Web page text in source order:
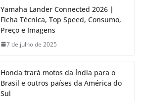
Yamaha Lander Connected 2026 |
Ficha Técnica, Top Speed, Consumo,
Preço e Imagens
7 de julho de 2025
Honda trará motos da Índia para o
Brasil e outros países da América do
Sul